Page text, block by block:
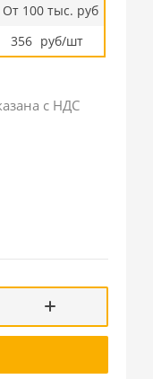
От 100 тыс. руб
356 руб/шт
с НДС